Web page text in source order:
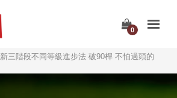
0
新三階段不同等級進步法 破90桿 不怕過頭的